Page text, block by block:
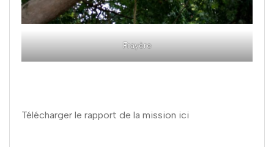
Frayère
Télécharger le rapport de la mission ici